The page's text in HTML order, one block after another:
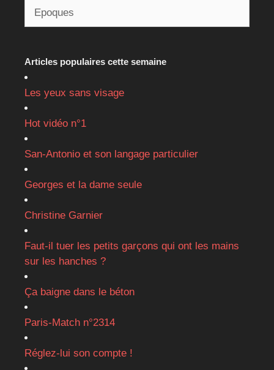
Articles populaires cette semaine
Les yeux sans visage
Hot vidéo n°1
San-Antonio et son langage particulier
Georges et la dame seule
Christine Garnier
Faut-il tuer les petits garçons qui ont les mains
sur les hanches ?
Ça baigne dans le béton
Paris-Match n°2314
Réglez-lui son compte !